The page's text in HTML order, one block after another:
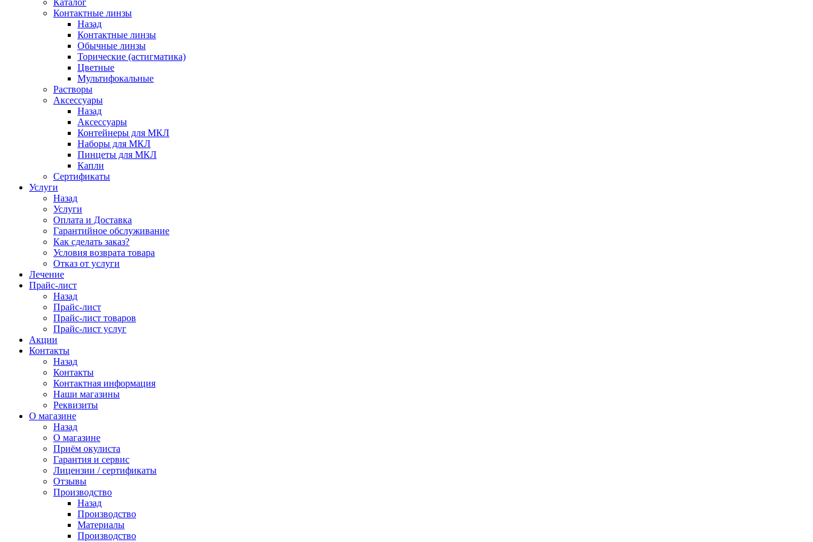
Контактные линзы
Назад
Контактные линзы
Обычные линзы
Торические (астигматика)
Цветные
Мультифокальные
Растворы
Аксессуары
Назад
Аксессуары
Контейнеры для МКЛ
Наборы для МКЛ
Пинцеты для МКЛ
Капли
Сертификаты
Услуги
Назад
Услуги
Оплата и Доставка
Гарантийное обслуживание
Как сделать заказ?
Условия возврата товара
Отказ от услуги
Лечение
Прайс-лист
Назад
Прайс-лист
Прайс-лист товаров
Прайс-лист услуг
Акции
Контакты
Назад
Контакты
Контактная информация
Наши магазины
Реквизиты
О магазине
Назад
О магазине
Приём окулиста
Гарантия и сервис
Лицензии / сертификаты
Отзывы
Производство
Назад
Производство
Материалы
Производство